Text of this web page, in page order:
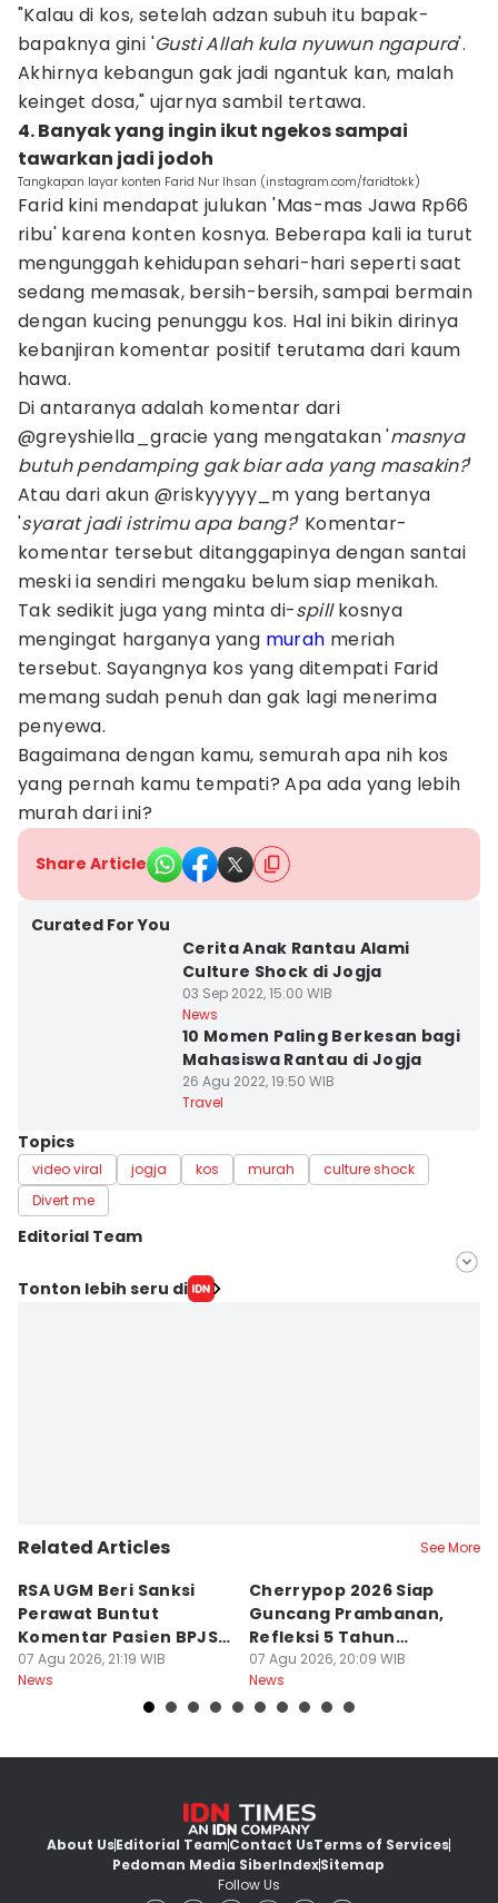
"Kalau di kos, setelah adzan subuh itu bapak-
bapaknya gini 'Gusti Allah kula nyuwun ngapura'.
Akhirnya kebangun gak jadi ngantuk kan, malah
keinget dosa," ujarnya sambil tertawa.
4. Banyak yang ingin ikut ngekos sampai
tawarkan jadi jodoh
Tangkapan layar konten Farid Nur Ihsan (instagram.com/faridtokk)
Farid kini mendapat julukan 'Mas-mas Jawa Rp66
ribu' karena konten kosnya. Beberapa kali ia turut
mengunggah kehidupan sehari-hari seperti saat
sedang memasak, bersih-bersih, sampai bermain
dengan kucing penunggu kos. Hal ini bikin dirinya
kebanjiran komentar positif terutama dari kaum
hawa.
Di antaranya adalah komentar dari
@greyshiella_gracie yang mengatakan 'masnya
butuh pendamping gak biar ada yang masakin?'
Atau dari akun @riskyyyyy_m yang bertanya
'syarat jadi istrimu apa bang?' Komentar-
komentar tersebut ditanggapinya dengan santai
meski ia sendiri mengaku belum siap menikah.
Tak sedikit juga yang minta di-spillkosnya
mengingat harganya yang murah meriah
tersebut. Sayangnya kos yang ditempati Farid
memang sudah penuh dan gak lagi menerima
penyewa.
Bagaimana dengan kamu, semurah apa nih kos
yang pernah kamu tempati? Apa ada yang lebih
murah dari ini?
Share Article
Curated For You
Cerita Anak Rantau Alami
Culture Shock di Jogja
03 Sep 2022, 15:00 WIB
News
10 Momen Paling Berkesan bagi
Mahasiswa Rantau di Jogja
26 Agu 2022, 19:50 WIB
Travel
Topics
video viral jogja kos murah
culture shock
Divert me
Editorial Team
Editor
Tonton lebih seru di
Related Articles See More
RSA UGM Beri Sanksi
Perawat Buntut
Komentar Pasien BPJS
di Medsos
07 Agu 2026, 21:19 WIB
News
Cherrypop 2026 Siap
Guncang Prambanan,
Refleksi 5 Tahun
Perjalanan
07 Agu 2026, 20:09 WIB
News
About UsEditorial TeamContact UsTerms of Services
Pedoman Media SiberIndexSitemap
Follow Us